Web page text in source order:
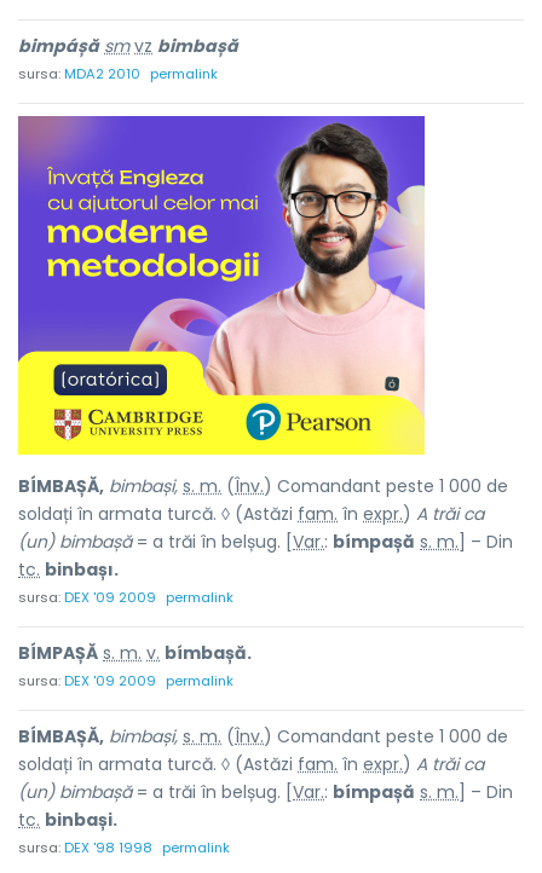
bimpáșă sm vz bimbașă
sursa:MDA2 2010 permalink
BÍMBAȘĂ, bimbași, s. m. (Înv.) Comandant peste 1 000 de
soldați în armata turcă. ◊ (Astăzi fam. în expr.) A trăi ca
(un) bimbașă= a trăi în belșug. [ Var.: bímpașă s. m. ] – Din
tc. binbașı.
sursa:DEX '09 2009 permalink
BÍMPAȘĂ s. m. v. bímbașă.
sursa:DEX '09 2009 permalink
BÍMBAȘĂ, bimbași, s. m. (Înv.) Comandant peste 1 000 de
soldați în armata turcă. ◊ (Astăzi fam. în expr.) A trăi ca
(un) bimbașă= a trăi în belșug. [ Var.: bímpașă s. m. ] – Din
tc. binbași.
sursa:DEX '98 1998 permalink